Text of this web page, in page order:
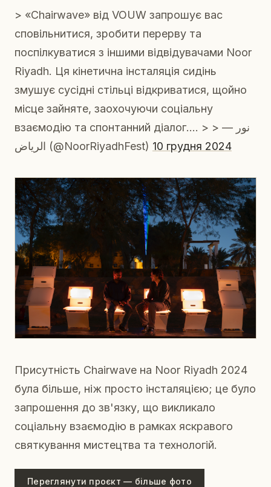
> «Chairwave» від VOUW запрошує вас
сповільнитися, зробити перерву та
поспілкуватися з іншими відвідувачами Noor
Riyadh. Ця кінетична інсталяція сидінь
змушує сусідні стільці відкриватися, щойно
місце зайняте, заохочуючи соціальну
взаємодію та спонтанний діалог.… > > — نور
الرياض (@NoorRiyadhFest) 10 грудня 2024
Присутність Chairwave на Noor Riyadh 2024
була більше, ніж просто інсталяцією; це було
запрошення до зв'язку, що викликало
соціальну взаємодію в рамках яскравого
святкування мистецтва та технологій.
Переглянути проєкт — більше фото